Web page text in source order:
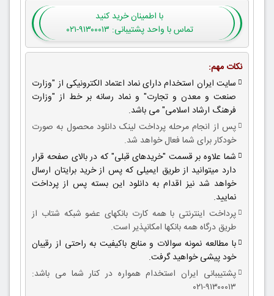
با اطمینانخرید کنید
تماس با واحد پشتیبانی: ۹۱۳۰۰۰۱۳-۰۲۱
نکات مهم:
سایت ایران استخدام دارای نماد اعتماد الکترونیکی از "وزارت
صنعت و معدن و تجارت" و نماد رسانه بر خط از "وزارت
فرهنگ ارشاد اسلامی" می باشد.
پس از انجام مرحله پرداخت لینک دانلود محصول به صورت
خودکار برای شما فعال خواهد شد.
شما علاوه بر قسمت "خریدهای قبلی" که در بالای صفحه قرار
دارد میتوانید از طریق ایمیلی که پس از خرید برایتان ارسال
خواهد شد نیز اقدام به دانلود این بسته پس از پرداخت
نمایید.
پرداخت اینترنتی با همه کارت بانکهای عضو شبکه شتاب از
طریق درگاه همه بانکها امکانپذیر است.
با مطالعه نمونه سوالات و منابع باکیفیت به راحتی از رقیبان
خود پیشی خواهید گرفت.
پشتیببانی ایران استخدام همواره در کنار شما می باشد:
۹۱۳۰۰۰۱۳-۰۲۱